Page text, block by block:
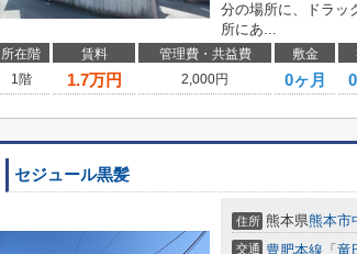
分の場所に、ドラッ
所にあ...
所在階 賃料 管理費・共益費 敷金
1階
1.7万円 2,000円 0ヶ月
セジュール黒髪
住所 熊本県熊本市
交通 豊肥本線 「 竜